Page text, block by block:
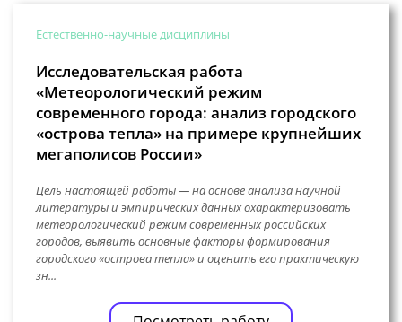
Естественно-научные дисциплины
Исследовательская работа
«Метеорологический режим
современного города: анализ городского
«острова тепла» на примере крупнейших
мегаполисов России»
Цель настоящей работы — на основе анализа научной
литературы и эмпирических данных охарактеризовать
метеорологический режим современных российских
городов, выявить основные факторы формирования
городского «острова тепла» и оценить его практическую
зн...